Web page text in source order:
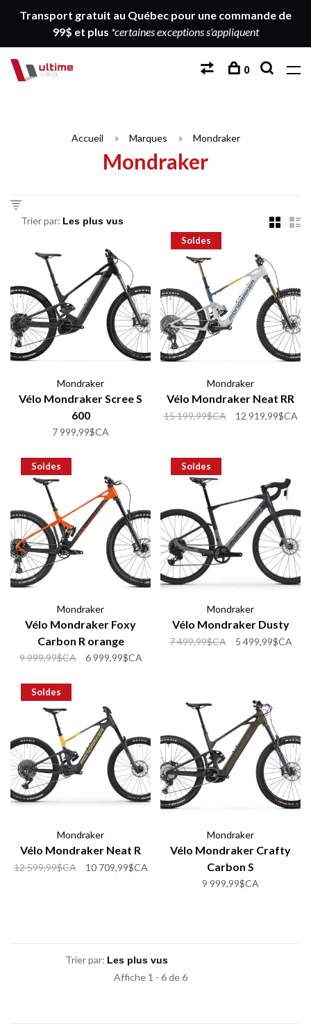
Transport gratuit au Québec pour une commande de
99$ et plus *certaines exceptions s'appliquent
0
Accueil Marques Mondraker
Mondraker
Trier par:
Mondraker
Vélo Mondraker Scree S
600
7 999,99$CA
Soldes
Mondraker
Vélo Mondraker Neat RR
15 199,99$CA 12 919,99$CA
Soldes
Mondraker
Vélo Mondraker Foxy
Carbon R orange
9 999,99$CA 6 999,99$CA
Soldes
Mondraker
Vélo Mondraker Dusty
7 499,99$CA 5 499,99$CA
Soldes
Mondraker
Vélo Mondraker Neat R
12 599,99$CA 10 709,99$CA
Mondraker
Vélo Mondraker Crafty
Carbon S
9 999,99$CA
Trier par:
Affiche 1 - 6 de 6